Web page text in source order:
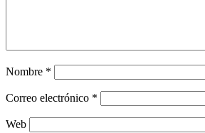
Nombre *
Correo electrónico *
Web